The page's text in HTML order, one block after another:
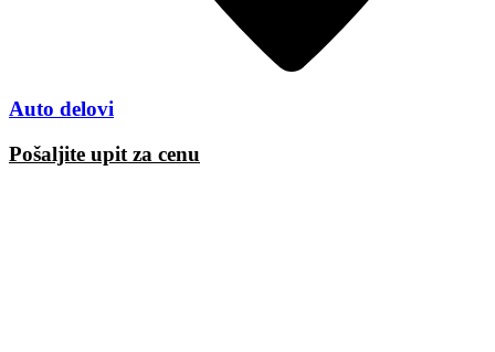
Auto delovi
Pošaljite upit za cenu